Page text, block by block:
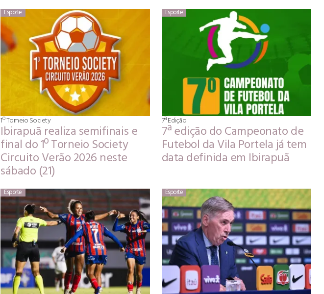
Esporte
1º Torneio Society
Ibirapuã realiza semifinais e
final do 1º Torneio Society
Circuito Verão 2026 neste
sábado (21)
Esporte
7ª Edição
7ª edição do Campeonato de
Futebol da Vila Portela já tem
data definida em Ibirapuã
Esporte Esporte